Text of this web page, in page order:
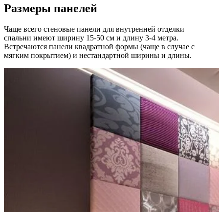
Размеры панелей
Чаще всего стеновые панели для внутренней отделки
спальни имеют ширину 15-50 см и длину 3-4 метра.
Встречаются панели квадратной формы (чаще в случае с
мягким покрытием) и нестандартной ширины и длины.